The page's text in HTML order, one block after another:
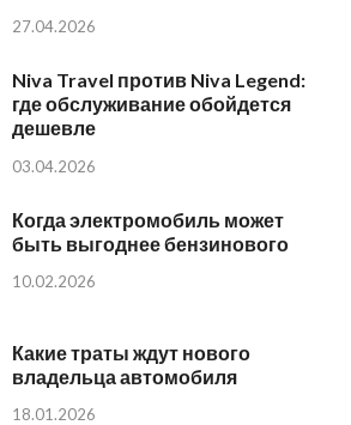
27.04.2026
Niva Travel против Niva Legend:
где обслуживание обойдется
дешевле
03.04.2026
Когда электромобиль может
быть выгоднее бензинового
10.02.2026
Какие траты ждут нового
владельца автомобиля
18.01.2026